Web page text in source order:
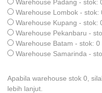
Warehouse Padang - stok:
Warehouse Lombok - stok:
Warehouse Kupang - stok:
Warehouse Pekanbaru -
Warehouse Batam - stok: 0
Warehouse Samarinda -
Apabila warehouse stok 0,
lebih lanjut.